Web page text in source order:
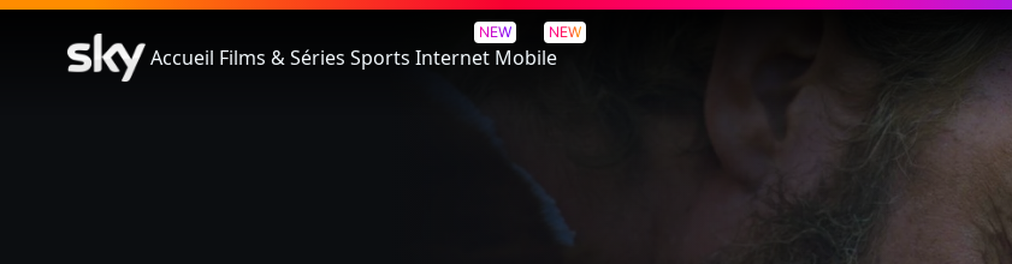
Accueil Films & Séries Sports
NEW
Internet
NEW
Mobile
Le Jeu de la Reine